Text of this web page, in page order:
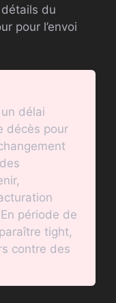
du
pour l’envoi
délai
décès pour
période de
tight,
contre des